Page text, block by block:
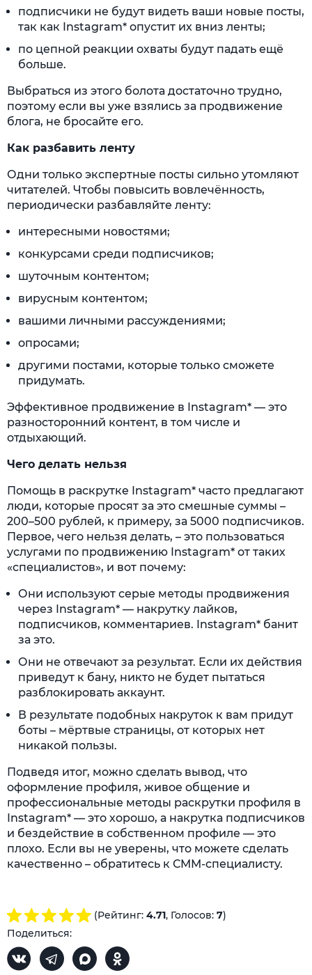
подписчики не будут видеть ваши новые посты,
так как Instagram* опустит их вниз ленты;
по цепной реакции охваты будут падать ещё
больше.
Выбраться из этого болота достаточно трудно,
поэтому если вы уже взялись за продвижение
блога, не бросайте его.
Как разбавить ленту
Одни только экспертные посты сильно утомляют
читателей. Чтобы повысить вовлечённость,
периодически разбавляйте ленту:
интересными новостями;
конкурсами среди подписчиков;
шуточным контентом;
вирусным контентом;
вашими личными рассуждениями;
опросами;
другими постами, которые только сможете
придумать.
Эффективное продвижение в Instagram* — это
разносторонний контент, в том числе и
отдыхающий.
Чего делать нельзя
Помощь в раскрутке Instagram* часто предлагают
люди, которые просят за это смешные суммы –
200–500 рублей, к примеру, за 5000 подписчиков.
Первое, чего нельзя делать, – это пользоваться
услугами по продвижению Instagram* от таких
«специалистов», и вот почему:
Они используют серые методы продвижения
через Instagram* — накрутку лайков,
подписчиков, комментариев. Instagram* банит
за это.
Они не отвечают за результат. Если их действия
приведут к бану, никто не будет пытаться
разблокировать аккаунт.
В результате подобных накруток к вам придут
боты – мёртвые страницы, от которых нет
никакой пользы.
Подведя итог, можно сделать вывод, что
оформление профиля, живое общение и
профессиональные методы раскрутки профиля в
Instagram* — это хорошо, а накрутка подписчиков
и бездействие в собственном профиле — это
плохо. Если вы не уверены, что можете сделать
качественно – обратитесь к СММ-специалисту.
(Рейтинг: 4.71, Голосов: 7)
Поделиться: